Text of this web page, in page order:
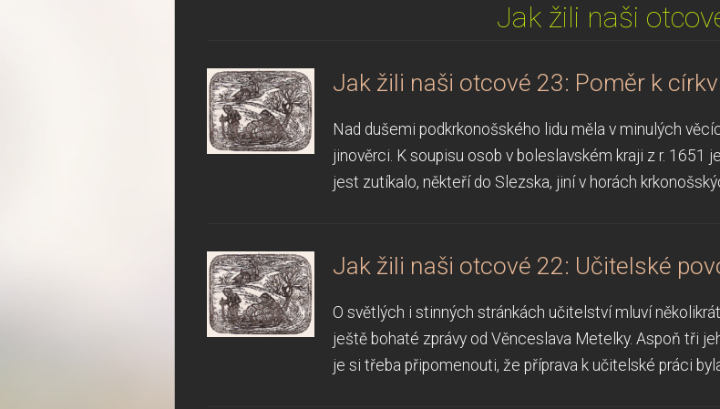
Jak žili naši
Jak žili naši otcové 23: Poměr k
Nad dušemi podkrkonošského lidu měla v minulých
jinověrci. K soupisu osob v boleslavském kraji z r. 1651
jest zutíkalo, někteří do Slezska, jiní v horách
Jak žili naši otcové 22: Učitelské
O světlých i stinných stránkách učitelství mluví
ještě bohaté zprávy od Věnceslava Metelky. Aspoň tři
je si třeba připomenouti, že příprava k učitelské práci